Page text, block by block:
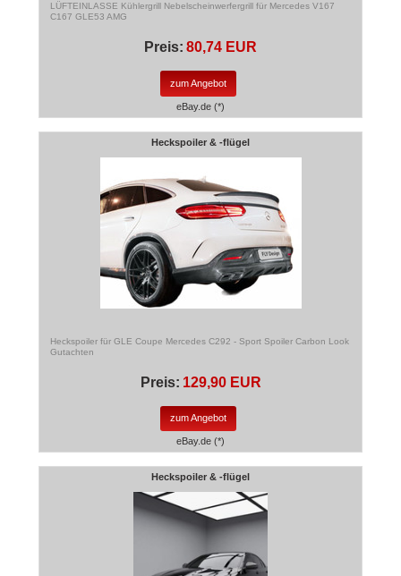
LÜFTEINLASSE Kühlergrill Nebelscheinwerfergrill für Mercedes V167
C167 GLE53 AMG
Preis: 80,74 EUR
zum Angebot
eBay.de (*)
Heckspoiler & -flügel
Heckspoiler für GLE Coupe Mercedes C292 - Sport Spoiler Carbon Look
Gutachten
Preis: 129,90 EUR
zum Angebot
eBay.de (*)
Heckspoiler & -flügel